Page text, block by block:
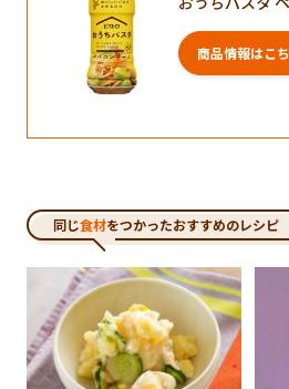
商品情報はこ
同じ食材をつかったおすすめのレシピ